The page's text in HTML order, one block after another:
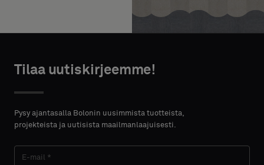
Tilaa uutiskirjeemme!
Pysy ajantasalla Bolonin uusimmista tuotteista,
projekteista ja uutisista maailmanlaajuisesti.